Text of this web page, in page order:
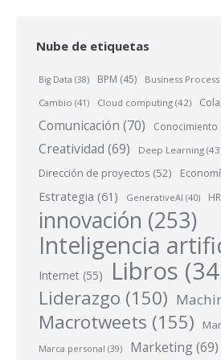
Nube de etiquetas
Big Data (38) BPM (45) Business
Cambio (41) Cloud computing (42)
Comunicación (70) Conocimiento
Creatividad (69) Deep Learning
Dirección de proyectos (52)
Estrategia (61) GenerativeAI (40)
innovación (253)
Inteligencia
Internet (55) Libros
Liderazgo (150)
Macrotweets (155)
Marca personal (39) Marketing (69)